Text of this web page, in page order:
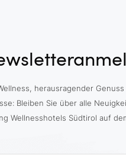
herausragender
Bleiben Sie über alle
Wellnesshotels Südtirol auf